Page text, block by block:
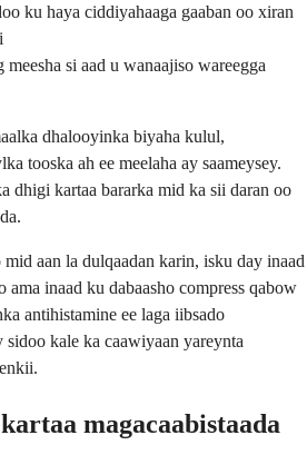
ku haya ciddiyahaaga gaaban oo xiran
si aad u wanaajiso wareegga
dhalooyinka biyaha kulul,
tooska ah ee meelaha ay saameysey.
dhigi kartaa bararka mid ka sii daran oo
aan la dulqaadan karin, isku day inaad
inaad ku dabaasho compress qabow
antihistamine ee laga iibsado
sidoo kale ka caawiyaan yareynta
magacaabistaada